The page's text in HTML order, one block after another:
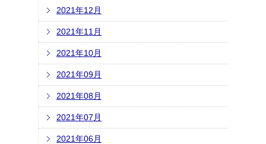
2021年12月
2021年11月
2021年10月
2021年09月
2021年08月
2021年07月
2021年06月